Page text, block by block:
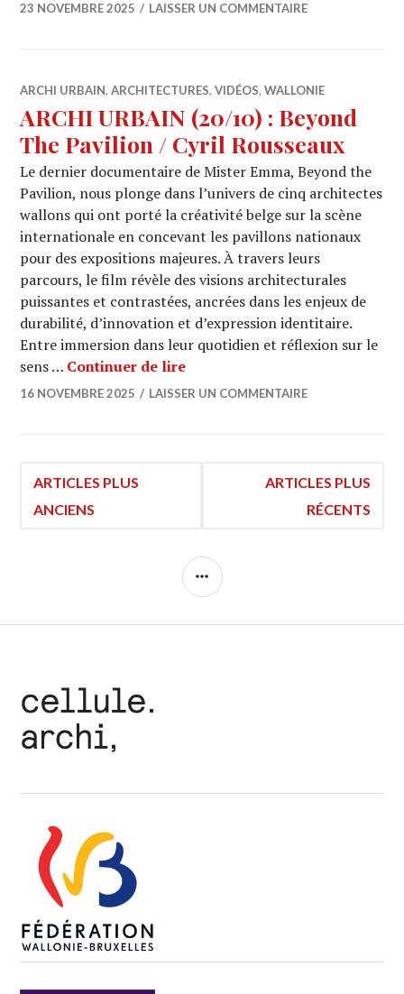
23 NOVEMBRE 2025 LAISSER UN COMMENTAIRE
ARCHI URBAIN,ARCHITECTURES,VIDÉOS,WALLONIE
ARCHI URBAIN (20/10) : Beyond
The Pavilion / Cyril Rousseaux
Le dernier documentaire de Mister Emma, Beyond the
Pavilion, nous plonge dans l’univers de cinq architectes
wallons qui ont porté la créativité belge sur la scène
internationale en concevant les pavillons nationaux
pour des expositions majeures. À travers leurs
parcours, le film révèle des visions architecturales
puissantes et contrastées, ancrées dans les enjeux de
durabilité, d’innovation et d’expression identitaire.
Entre immersion dans leur quotidien et réflexion sur le
sens … Continuer de lireARCHI URBAIN (20/10) :
16 NOVEMBRE 2025 LAISSER UN COMMENTAIRE
Navigation
ARTICLES PLUS
ANCIENS
ARTICLES PLUS
RÉCENTS
COLONNE